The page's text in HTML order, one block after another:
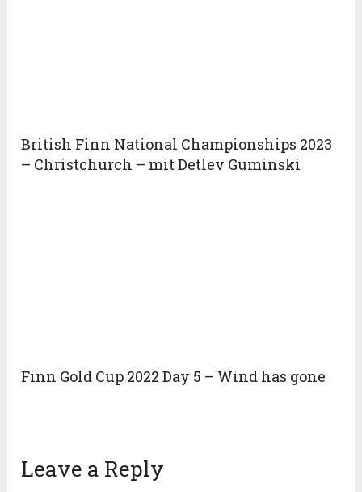
British Finn National Championships 2023
– Christchurch – mit Detlev Guminski
Finn Gold Cup 2022 Day 5 – Wind has gone
Leave a Reply